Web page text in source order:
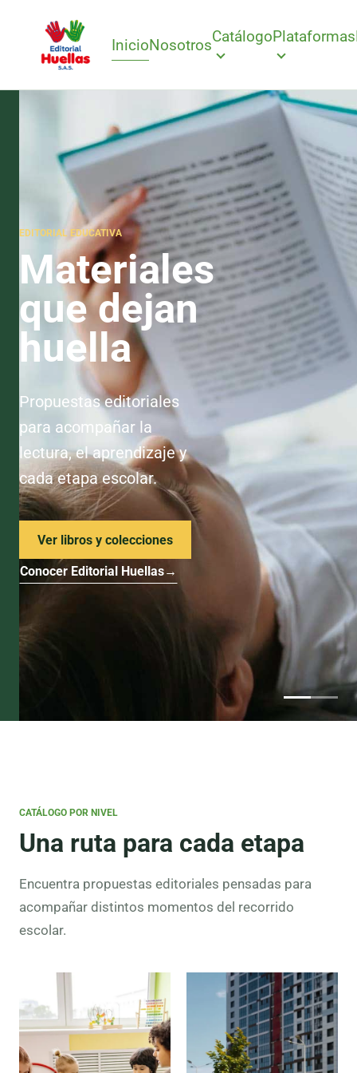
InicioNosotrosCatálogoPlataformas
EDITORIAL EDUCATIVA
Materiales
que dejan
huella
Propuestas editoriales
para acompañar la
lectura, el aprendizaje y
cada etapa escolar.
Ver libros y colecciones
Conocer Editorial Huellas→
CATÁLOGO POR NIVEL
Una ruta para cada etapa
Encuentra propuestas editoriales pensadas para
acompañar distintos momentos del recorrido
escolar.
Preescolar
Lectura
inicial,